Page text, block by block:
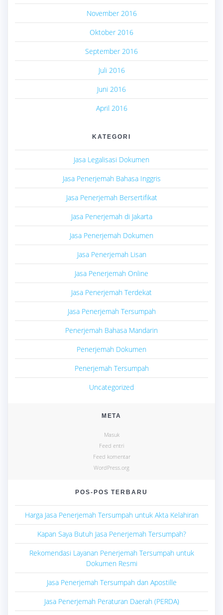
November 2016
Oktober 2016
September 2016
Juli 2016
Juni 2016
April 2016
KATEGORI
Jasa Legalisasi Dokumen
Jasa Penerjemah Bahasa Inggris
Jasa Penerjemah Bersertifikat
Jasa Penerjemah di Jakarta
Jasa Penerjemah Dokumen
Jasa Penerjemah Lisan
Jasa Penerjemah Online
Jasa Penerjemah Terdekat
Jasa Penerjemah Tersumpah
Penerjemah Bahasa Mandarin
Penerjemah Dokumen
Penerjemah Tersumpah
Uncategorized
META
Masuk
Feed entri
Feed komentar
WordPress.org
POS-POS TERBARU
Harga Jasa Penerjemah Tersumpah untuk Akta Kelahiran
Kapan Saya Butuh Jasa Penerjemah Tersumpah?
Rekomendasi Layanan Penerjemah Tersumpah untuk
Dokumen Resmi
Jasa Penerjemah Tersumpah dan Apostille
Jasa Penerjemah Peraturan Daerah (PERDA)